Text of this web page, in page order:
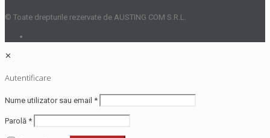
© Toate drepturile rezervate de AUSTING COM S.R.L.
✕
Autentificare
Nume utilizator sau email *
Parolă *